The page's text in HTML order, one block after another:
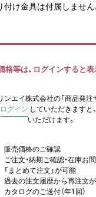
け金具は付属しません
格等は、ログインすると
ンエイ株式会社の「商品発注
ログイン していただきますと
いただけます。
販売価格のご確認
ご注文・納期ご確認・在庫お
「まとめて注文」が可能
過去の注文履歴から再注文
カタログのご送付（年1回）